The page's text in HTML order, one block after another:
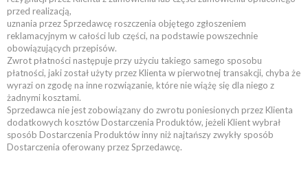
przed realizacją,
uznania przez Sprzedawcę roszczenia objętego zgłoszeniem
reklamacyjnym w całości lub części, na podstawie powszechnie
obowiązujących przepisów.
Zwrot płatności następuje przy użyciu takiego samego sposobu
płatności, jaki został użyty przez Klienta w pierwotnej transakcji, chyba że
wyrazi on zgodę na inne rozwiązanie, które nie wiążę się dla niego z
żadnymi kosztami.
Sprzedawca nie jest zobowiązany do zwrotu poniesionych przez Klienta
dodatkowych kosztów Dostarczenia Produktów, jeżeli Klient wybrał
sposób Dostarczenia Produktów inny niż najtańszy zwykły sposób
Dostarczenia oferowany przez Sprzedawcę.